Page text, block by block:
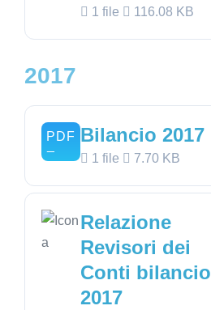
1 file 116.08 KB
2017
Bilancio 2017
1 file 7.70 KB
Relazione
Revisori dei
Conti bilancio
2017